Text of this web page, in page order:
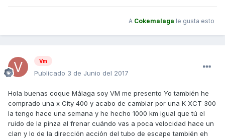
A Cokemalaga le gusta esto
Vm
Publicado 3 de Junio del 2017
Hola buenas coque Málaga soy VM me presento Yo también he
comprado una x City 400 y acabo de cambiar por una K XCT 300
la tengo hace una semana y he hecho 1000 km igual que tú el
ruido de la pinza al frenar cuándo vas a poca velocidad hace un
clan y lo de la dirección acción del tubo de escape también eh